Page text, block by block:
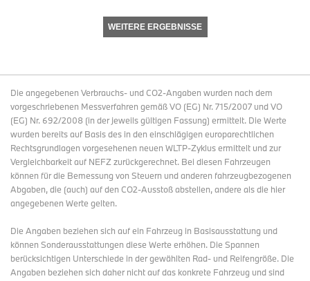
WEITERE ERGEBNISSE
Die angegebenen Verbrauchs- und CO2-Angaben wurden nach dem
vorgeschriebenen Messverfahren gemäß VO (EG) Nr. 715/2007 und VO
(EG) Nr. 692/2008 (in der jeweils gültigen Fassung) ermittelt. Die Werte
wurden bereits auf Basis des in den einschlägigen europarechtlichen
Rechtsgrundlagen vorgesehenen neuen WLTP-Zyklus ermittelt und zur
Vergleichbarkeit auf NEFZ zurückgerechnet. Bei diesen Fahrzeugen
können für die Bemessung von Steuern und anderen fahrzeugbezogenen
Abgaben, die (auch) auf den CO2-Ausstoß abstellen, andere als die hier
angegebenen Werte gelten.
Die Angaben beziehen sich auf ein Fahrzeug in Basisausstattung und
können Sonderausstattungen diese Werte erhöhen. Die Spannen
berücksichtigen Unterschiede in der gewählten Rad- und Reifengröße. Die
Angaben beziehen sich daher nicht auf das konkrete Fahrzeug und sind